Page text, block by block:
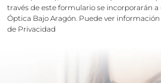
través de este formulario se incorporarán
Óptica Bajo Aragón. Puede ver
de Privacidad